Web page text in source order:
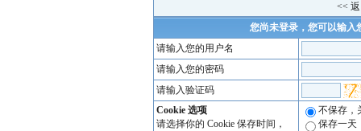
<<
您尚未登录，您可以输入
请输入您的用户名
请输入您的密码
请输入验证码
Cookie 选项
请选择你的 Cookie 保存时间，
不保存，
保存一天